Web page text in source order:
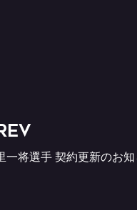
一将選手 契約更新のお